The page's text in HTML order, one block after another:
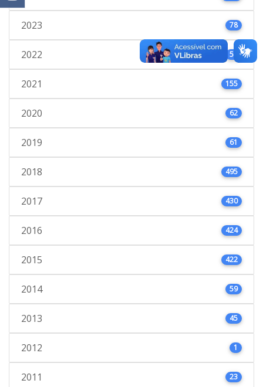
2023 78
2022 53
2021 155
2020 62
2019 61
2018 495
2017 430
2016 424
2015 422
2014 59
2013 45
2012 1
2011 23